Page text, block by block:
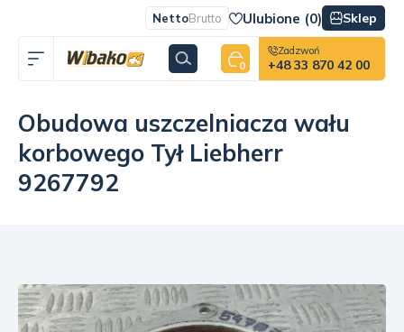
NettoBrutto Ulubione (0) Sklep
0
Zadzwoń
+48 33 870 42 00
Obudowa uszczelniacza wału
korbowego Tył Liebherr
9267792